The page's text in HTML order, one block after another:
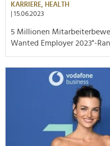
KARRIERE,
HEALTH
| 15.06.2023
5 Millionen
Wanted Employer 2023"-